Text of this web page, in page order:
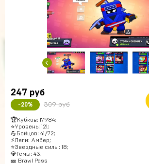
247 руб
-20% 309 руб
🏆Кубков: 17984;
⭐Уровень: 121;
💪Бойцов: 41/72;
⚡Леги: Амбер;
⭐Звездные силы: 18;
💎Гемы: 43;
🎫 Brawl Pass